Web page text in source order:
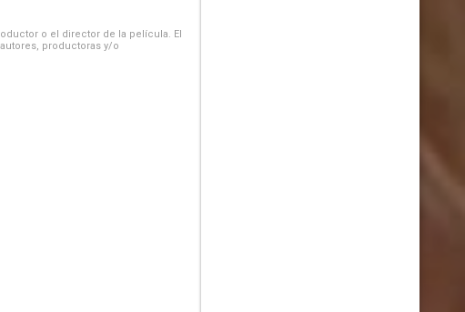
o el director de la película. El
productoras y/o